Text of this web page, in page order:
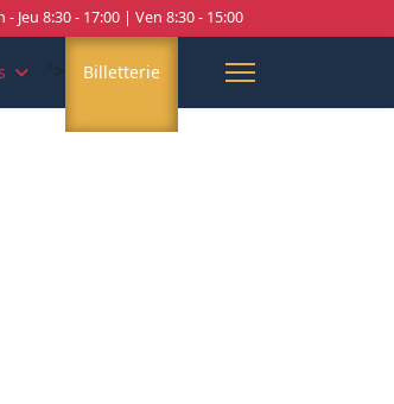
- Jeu 8:30 - 17:00 | Ven 8:30 - 15:00
"> Billetterie